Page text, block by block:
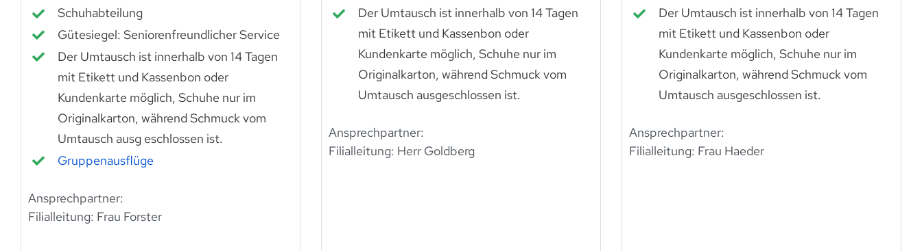
Schuhabteilung
Gütesiegel: Seniorenfreundlicher Service
Der Umtausch ist innerhalb von 14 Tagen
mit Etikett und Kassenbon oder
Kundenkarte möglich, Schuhe nur im
Originalkarton, während Schmuck vom
Umtausch ausg eschlossen ist.
Gruppenausflüge
Ansprechpartner:
Filialleitung: Frau Forster
Der Umtausch ist innerhalb von 14 Tagen
mit Etikett und Kassenbon oder
Kundenkarte möglich, Schuhe nur im
Originalkarton, während Schmuck vom
Umtausch ausgeschlossen ist.
Ansprechpartner:
Filialleitung: Herr Goldberg
Der Umtausch ist innerhalb von 14 Tagen
mit Etikett und Kassenbon oder
Kundenkarte möglich, Schuhe nur im
Originalkarton, während Schmuck vom
Umtausch ausgeschlossen ist.
Ansprechpartner:
Filialleitung: Frau Haeder